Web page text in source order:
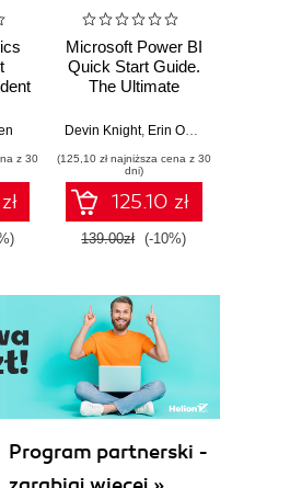
-z 30
Microsoft Power BI
Quick Start Guide.
The Ultimate
to Power BI, Data
Tools, and
Microsoft Fabric -
Fourth Edition
Devin Knight, Erin Ostrowsky
(125,10 zł najniższa cena z 30
dni)
125.10 zł
139.00zł (-10%)
Program partnerski -